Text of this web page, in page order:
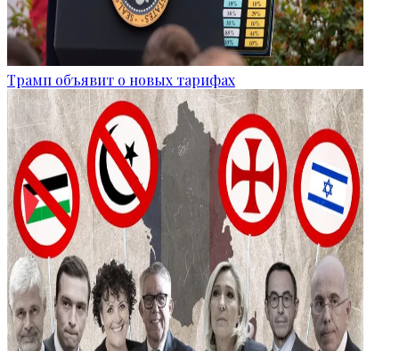
Трамп объявит о новых тарифах